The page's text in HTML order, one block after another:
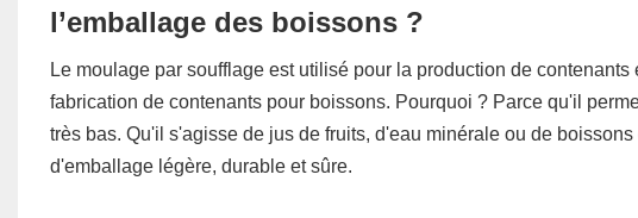
l’emballage des boissons ?
Le moulage par soufflage est utilisé pour la production de
fabrication de contenants pour boissons. Pourquoi ? Parce qu'il
très bas. Qu'il s'agisse de jus de fruits, d'eau minérale ou de
d'emballage légère, durable et sûre.